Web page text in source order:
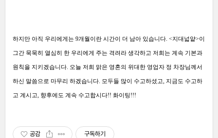
하지만 아직 우리에게는 9개월이란 시간이 더 남아 있습니다. <지대넓얕>이
그간 묵묵히 열심히 한 우리에게 주는 격려라 생각하고 저희는 계속 기본과
원칙을 지키겠습니다. 오늘 저희 맑은 영혼의 위대한 영업자 정 차장님께서
하신 말씀으로 마무리 하겠습니다. 모두들 많이 수고하셨고, 지금도 수고하
고 계시고, 향후에도 계속 수고합시다!! 화이팅!!!
공감 구독하기